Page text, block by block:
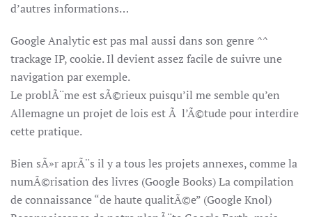
d’autres informations…
Google Analytic est pas mal aussi dans son genre ^^
trackage IP, cookie. Il devient assez facile de suivre une
navigation par exemple.
Le problÃ¨me est sÃ©rieux puisqu’il me semble qu’en
Allemagne un projet de lois est Ã l’Ã©tude pour interdire
cette pratique.
Bien sÃ»r aprÃ¨s il y a tous les projets annexes, comme la
numÃ©risation des livres (Google Books) La compilation
de connaissance “de haute qualitÃ©e” (Google Knol)